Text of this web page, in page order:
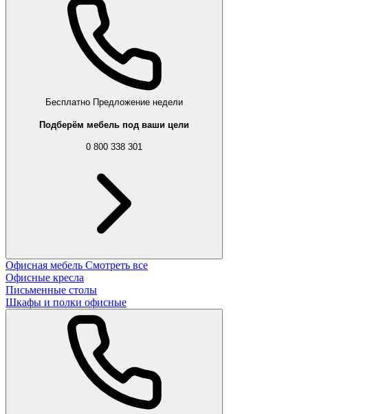
Бесплатно Предложение недели
Подберём мебель под ваши цели
0 800 338 301
Офисная мебельСмотреть все
Офисные кресла
Письменные столы
Шкафы и полки офисные
Извините, этот товар отсутствует на складе
Мы подобрали для вас похожие товары
Самораскладная пляжная палатка Outtec Sun Shelter
3 033 грн